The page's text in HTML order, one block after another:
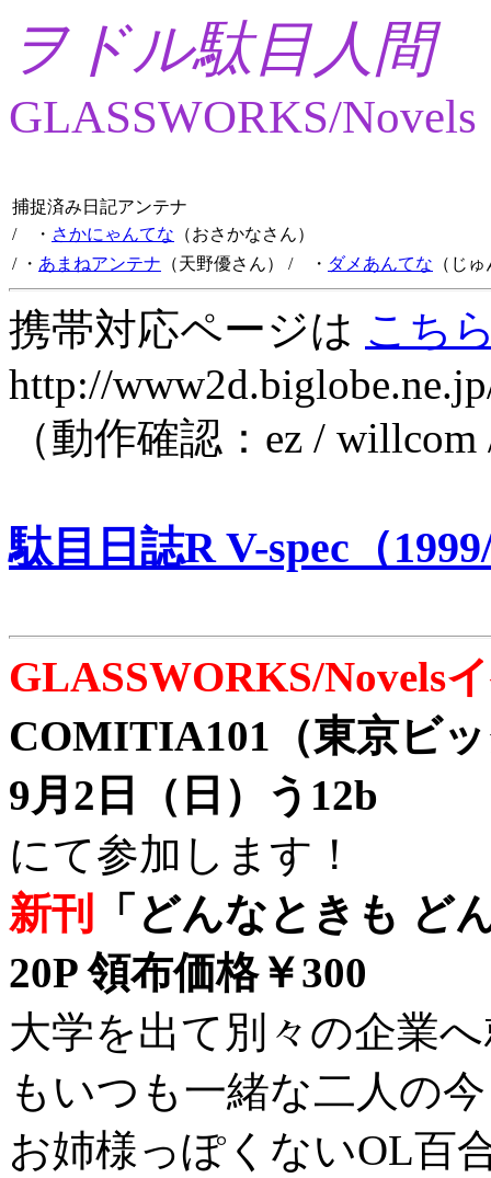
ヲドル駄目人間
GLASSWORKS/Novels
捕捉済み日記アンテナ
/ ・ さかにゃんてな （おさかなさん）
/ ・ あまねアンテナ （天野優さん） / ・ ダメあんてな （じ
携帯対応ページは こち
http://
（動作確認：ez /
駄目日誌R V-spec（
GLASSWORKS/Novels
COMITIA101（東京ビ
9月2日（日）う12b
にて参加します！
新刊
「どんなときも ど
20P 領布価格￥300
大学を出て別々の企業
もいつも一緒な二人の
お姉様っぽくないOL百